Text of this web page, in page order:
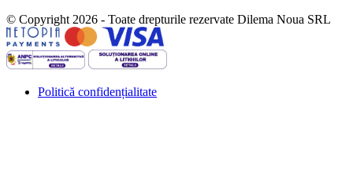
© Copyright 2026 - Toate drepturile rezervate Dilema Noua SRL
Politică confidențialitate